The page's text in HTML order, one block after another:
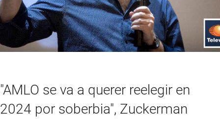
"AMLO se va a querer reelegir en
2024 por soberbia", Zuckerman